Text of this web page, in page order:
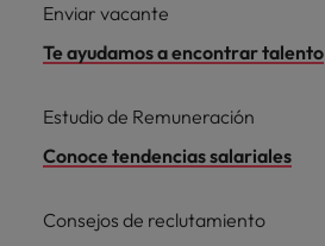
Enviar vacante
Te ayudamos a encontrar talento
Estudio de Remuneración
Conoce tendencias salariales
Consejos de reclutamiento